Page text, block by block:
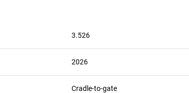
3.526
2026
Cradle-to-gate